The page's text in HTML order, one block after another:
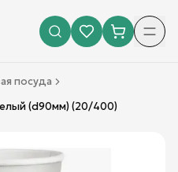
посуда
(d90мм) (20/400)